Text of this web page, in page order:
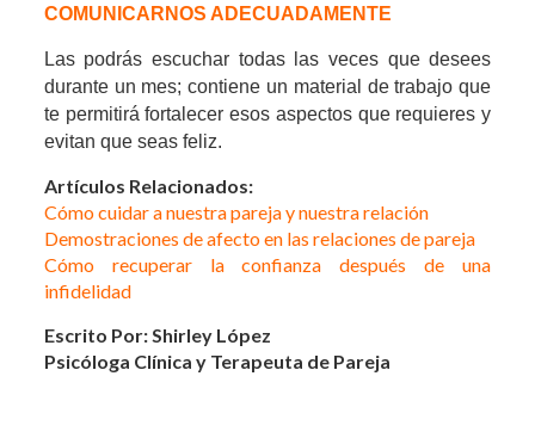
COMUNICARNOS ADECUADAMENTE
Las podrás escuchar todas las veces que desees
durante un mes; contiene un material de trabajo que
te permitirá fortalecer esos aspectos que requieres y
evitan que seas feliz.
Artículos Relacionados:
Cómo cuidar a nuestra pareja y nuestra relación
Demostraciones de afecto en las relaciones de pareja
Cómo recuperar la confianza después de una
infidelidad
Escrito Por: Shirley López
Psicóloga Clínica y Terapeuta de Pareja